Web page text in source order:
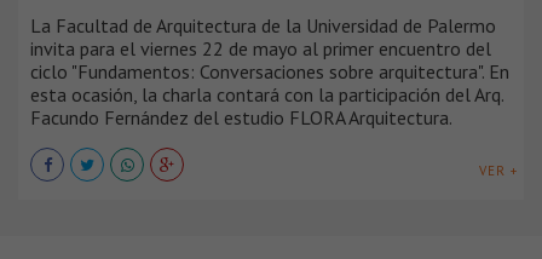
La Facultad de Arquitectura de la Universidad de Palermo
invita para el viernes 22 de mayo al primer encuentro del
ciclo "Fundamentos: Conversaciones sobre arquitectura". En
esta ocasión, la charla contará con la participación del Arq.
Facundo Fernández del estudio FLORA Arquitectura.
VER +